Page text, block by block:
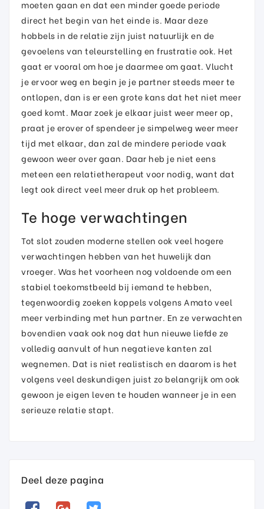
moeten gaan en dat een minder goede periode
direct het begin van het einde is. Maar deze
hobbels in de relatie zijn juist natuurlijk en de
gevoelens van teleurstelling en frustratie ook. Het
gaat er vooral om hoe je daarmee om gaat. Vlucht
je ervoor weg en begin je je partner steeds meer te
ontlopen, dan is er een grote kans dat het niet meer
goed komt. Maar zoek je elkaar juist weer meer op,
praat je erover of spendeer je simpelweg weer meer
tijd met elkaar, dan zal de mindere periode vaak
gewoon weer over gaan. Daar heb je niet eens
meteen een relatietherapeut voor nodig, want dat
legt ook direct veel meer druk op het probleem.
Te hoge verwachtingen
Tot slot zouden moderne stellen ook veel hogere
verwachtingen hebben van het huwelijk dan
vroeger. Was het voorheen nog voldoende om een
stabiel toekomstbeeld bij iemand te hebben,
tegenwoordig zoeken koppels volgens Amato veel
meer verbinding met hun partner. En ze verwachten
bovendien vaak ook nog dat hun nieuwe liefde ze
volledig aanvult of hun negatieve kanten zal
wegnemen. Dat is niet realistisch en daarom is het
volgens veel deskundigen juist zo belangrijk om ook
gewoon je eigen leven te houden wanneer je in een
serieuze relatie stapt.
Deel deze pagina